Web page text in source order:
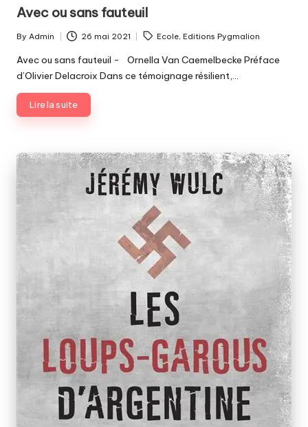
Avec ou sans fauteuil
Posted
by
By Admin 26 mai 2021
Tags: Ecole,Editions Pygmalion
Avec ou sans fauteuil - Ornella Van Caemelbecke Préface
d’Olivier Delacroix Dans ce témoignage résilient,…
Lire la suite